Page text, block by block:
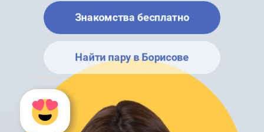
Знакомства бесплатно
Найти пару в Борисове